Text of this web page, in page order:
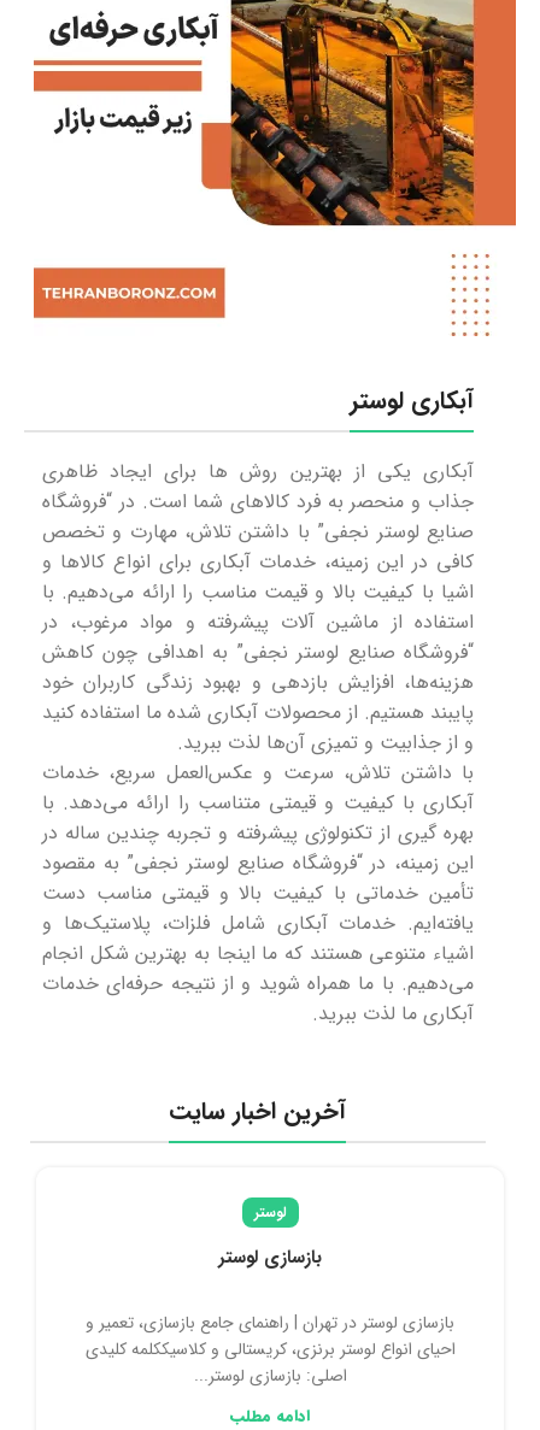
آبکاری لوستر
آبکاری یکی از بهترین روش ها برای ایجاد ظاهری
جذاب و منحصر به فرد کالاهای شما است. در “فروشگاه
صنایع لوستر نجفی” با داشتن تلاش، مهارت و تخصص
کافی در این زمینه، خدمات آبکاری برای انواع کالاها و
اشیا با کیفیت بالا و قیمت مناسب را ارائه می‌دهیم. با
استفاده از ماشین آلات پیشرفته و مواد مرغوب، در
“فروشگاه صنایع لوستر نجفی” به اهدافی چون کاهش
هزینه‌ها، افزایش بازدهی و بهبود زندگی کاربران خود
پایبند هستیم. از محصولات آبکاری شده ما استفاده کنید
و از جذابیت و تمیزی آن‌ها لذت ببرید.
با داشتن تلاش، سرعت و عکس‌العمل سریع، خدمات
آبکاری با کیفیت و قیمتی متناسب را ارائه می‌دهد. با
بهره گیری از تکنولوژی پیشرفته و تجربه چندین ساله در
این زمینه، در “فروشگاه صنایع لوستر نجفی” به مقصود
تأمین خدماتی با کیفیت بالا و قیمتی مناسب دست
یافته‌ایم. خدمات آبکاری شامل فلزات، پلاستیک‌ها و
اشیاء متنوعی هستند که ما اینجا به بهترین شکل انجام
می‌دهیم. با ما همراه شوید و از نتیجه حرفه‌ای خدمات
آبکاری ما لذت ببرید.
آخرین اخبار سایت
لوستر
ابکاری لوستر و مرکز ابکاری لوستر
آبکاری لوستر؛ راهنمای کامل، تخصصی و حرفه‌ای برای
درخشندگی ماندگار آبکاری لوستر یکی از مهم‌ترین فرآیندهای
نگهداری، ترمیم و زیباسازی لوس...
ادامه مطلب